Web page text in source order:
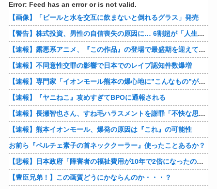
Error: Feed has an error or is not valid.
【画像】「ビールと水を交互に飲まないと倒れるグラス」発売
【警告】株式投資、男性の自信喪失の原因に… 6割超が「人生の敗者」自認
【速報】露悪系アニメ、『この作品』の登場で最盛期を迎えてしまう…
【速報】不同意性交罪の影響で日本でのレイプ認知件数爆増
【速報】専門家「イオンモール熊本の爆心地に”こんなもの”があったんだけど…」
【速報】『ヤニねこ』攻めすぎてBPOに通報される
【速報】長瀬智也さん、すね毛ハラスメントを謝罪「不快な思いをさせて申し訳ありませんでした」
【速報】熊本イオンモール、爆発の原因は『これ』の可能性
お前ら『ペルチェ素子の首ネッククーラー』使ったことあるか？
【悲報】日本政府「障害者の福祉費用が10年で2倍になったので抑制します」
【豊臣兄弟！】この画質どうにかならんのか・・・？